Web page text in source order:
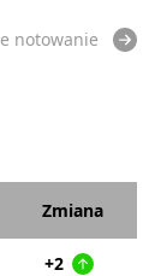
notowanie
Zmiana
+2